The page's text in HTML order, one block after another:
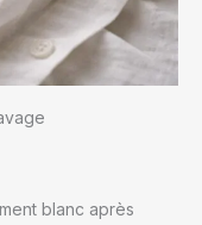
blanc après